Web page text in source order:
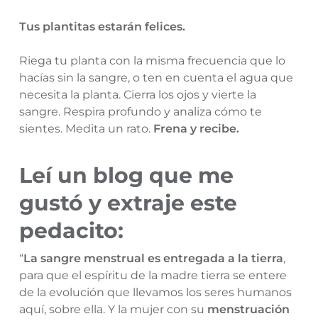
Tus plantitas estarán felices.
Riega tu planta con la misma frecuencia que lo
hacías sin la sangre, o ten en cuenta el agua que
necesita la planta. Cierra los ojos y vierte la
sangre. Respira profundo y analiza cómo te
sientes. Medita un rato. Frena y recibe.
Leí un blog que me
gustó y extraje este
pedacito:
“La sangre menstrual es entregada a la tierra,
para que el espíritu de la madre tierra se entere
de la evolución que llevamos los seres humanos
aquí, sobre ella. Y la mujer con su menstruación